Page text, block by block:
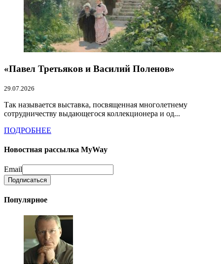
«Павел Третьяков и Василий Поленов»
29.07.2026
Так называется выставка, посвященная многолетнему
сотрудничеству выдающегося коллекционера и од...
ПОДРОБНЕЕ
Новостная рассылка MyWay
Email
Популярное